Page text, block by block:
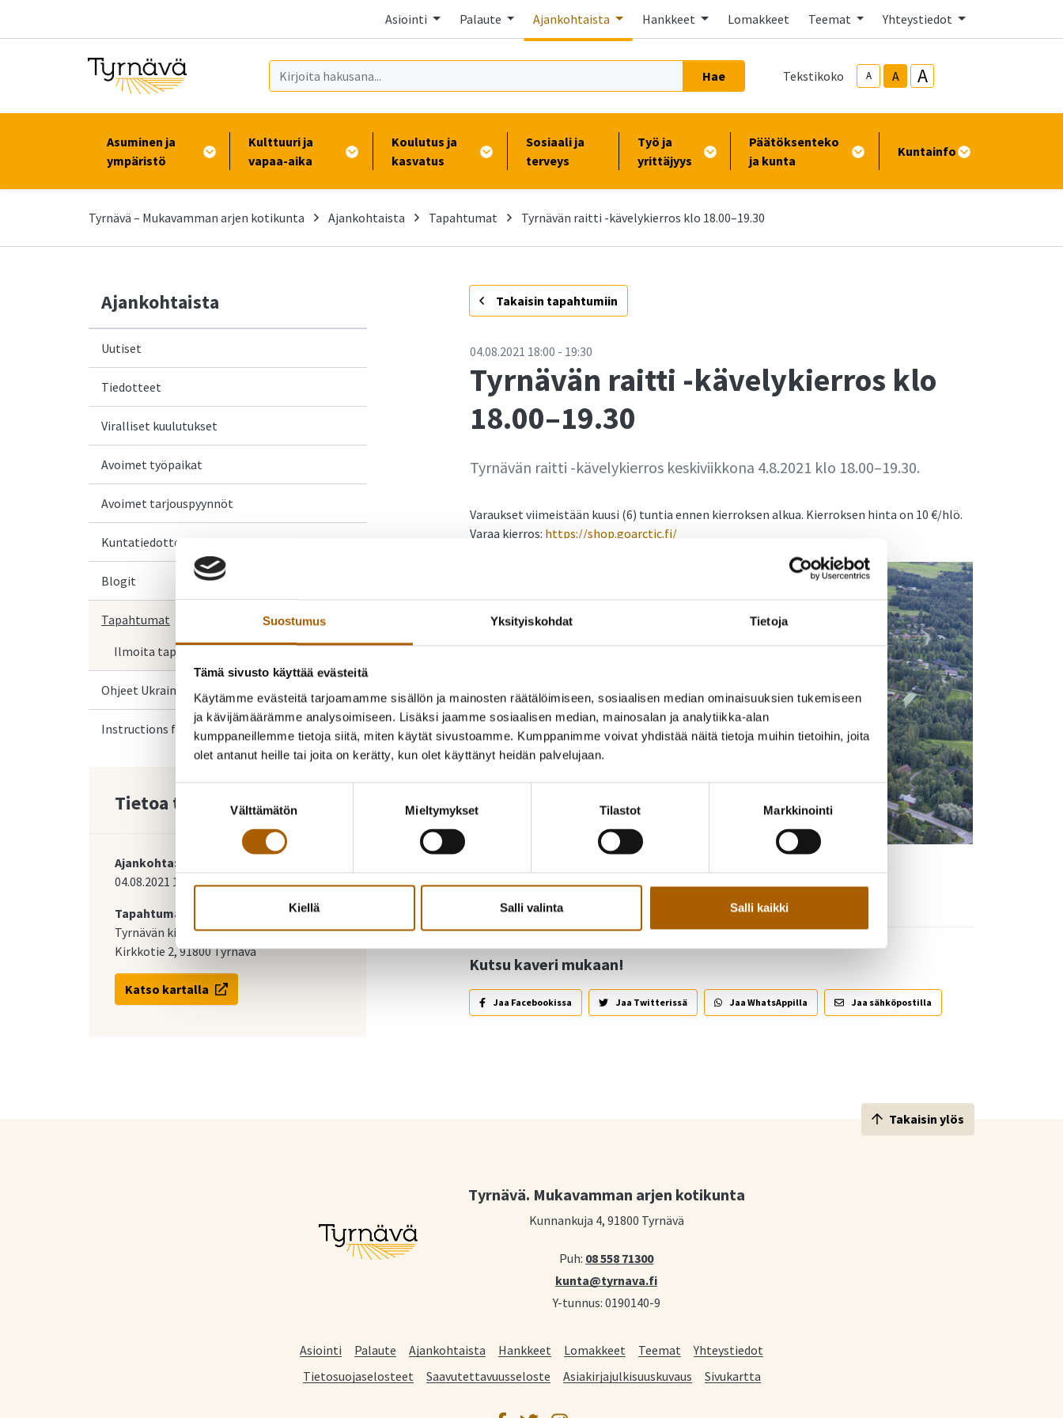
Suostumus Yksityiskohdat Tietoja
Tämä sivusto käyttää evästeitä
Käytämme evästeitä tarjoamamme sisällön ja mainosten räätälöimiseen, sosiaalisen median ominaisuuksien tukemiseen
ja kävijämäärämme analysoimiseen. Lisäksi jaamme sosiaalisen median, mainosalan ja analytiikka-alan
kumppaneillemme tietoja siitä, miten käytät sivustoamme. Kumppanimme voivat yhdistää näitä tietoja muihin tietoihin, joita
olet antanut heille tai joita on kerätty, kun olet käyttänyt heidän palvelujaan.
valinta
Välttämätön Mieltymykset Tilastot Markkinointi
Kiellä Salli valinta Salli kaikki
Asiointi Palaute Ajankohtaista Hankkeet Lomakkeet Teemat Yhteystiedot
Hae Tekstikoko A A A
Asuminen ja
ympäristö
Kulttuuri ja
vapaa-aika
Koulutus ja
kasvatus
Sosiaali ja
terveys
Työ ja
yrittäjyys
Päätöksenteko
ja kunta
Kuntainfo
Tyrnävä – Mukavamman arjen kotikunta Ajankohtaista Tapahtumat Tyrnävän raitti -kävelykierros klo 18.00–19.30
Ajankohtaista
Uutiset
Tiedotteet
Viralliset kuulutukset
Avoimet työpaikat
Avoimet tarjouspyynnöt
Kuntatiedotteet
Blogit
Tapahtumat
Ilmoita tapahtuma
Ohjeet Ukrainasta saapuville
Instructions for Ukrainian arrivals
Tietoa tapahtumasta
Ajankohta:
04.08.2021 18:00-19:30
Tapahtumapaikka:
Tyrnävän kirkko
Kirkkotie 2, 91800 Tyrnävä
Katso kartalla
- Takaisin tapahtumiin
04.08.2021 18:00 - 19:30
Tyrnävän raitti -kävelykierros klo
18.00–19.30
Tyrnävän raitti -kävelykierros keskiviikkona 4.8.2021 klo 18.00–19.30.
Varaukset viimeistään kuusi (6) tuntia ennen kierroksen alkua. Kierroksen hinta on 10 €/hlö.
Varaa kierros: https://shop.goarctic.fi/
Takaisin tapahtumiin
Kutsu kaveri mukaan!
Jaa Facebookissa Jaa Twitterissä Jaa WhatsAppilla Jaa sähköpostilla
Tyrnävä. Mukavamman arjen kotikunta
Kunnankuja 4, 91800 Tyrnävä
Puh: 08 558 71300
kunta@tyrnava.fi
Y-tunnus: 0190140-9
Asiointi Palaute Ajankohtaista Hankkeet Lomakkeet Teemat
Yhteystiedot
Tietosuojaselosteet
Saavutettavuusseloste Asiakirjajulkisuuskuvaus Sivukartta
Takaisin ylös